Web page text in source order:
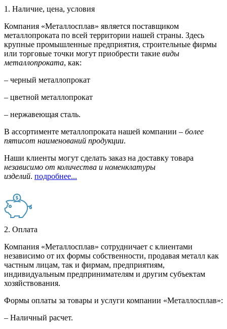
1. Наличие, цена, условия
Компания «Металлосплав» является поставщиком
металлопроката по всей территории нашей страны. Здесь
крупные промышленные предприятия, строительные фирмы
или торговые точки могут приобрести такие виды
металлопроката, как:
– черный металлопрокат
– цветной металлопрокат
– нержавеющая сталь.
В ассортименте металлопроката нашей компании – более
пятисот наименований продукции.
Наши клиенты могут сделать заказ на доставку товара
независимо от количества и номенклатуры
изделий. подробнее...
2. Оплата
Компания «Металлосплав» сотрудничает с клиентами
независимо от их формы собственности, продавая металл как
частным лицам, так и фирмам, предприятиям,
индивидуальным предпринимателям и другим субъектам
хозяйствования.
Формы оплаты за товары и услуги компании «Металлосплав»:
– Наличный расчет.